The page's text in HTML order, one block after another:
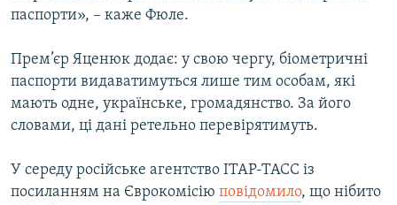
паспорти», – каже Фюле.
Прем’єр Яценюк додає: у свою чергу, біометричні
паспорти видаватимуться лише тим особам, які
мають одне, українське, громадянство. За його
словами, ці дані ретельно перевірятимуть.
У середу російське агентство ІТАР-ТАСС із
посиланням на Єврокомісію повідомило, що нібито